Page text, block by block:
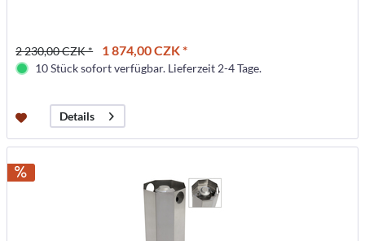
2 230,00 CZK * 1 874,00 CZK *
10 Stück sofort verfügbar. Lieferzeit 2-4 Tage.
Details